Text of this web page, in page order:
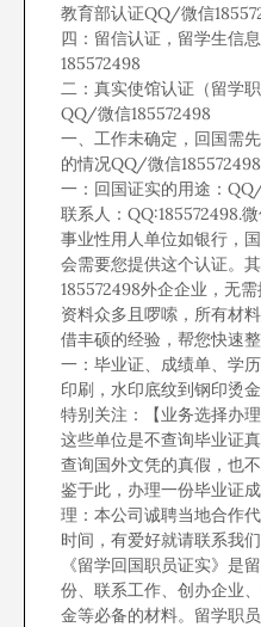
教育部认证QQ/微信
四：留信认证，留学生信
185572498
二：真实使馆认证（留学
QQ/微信185572498
一、工作未确定，回国需
的情况QQ/微信185572498
一：回国证实的用途：
联系人：QQ:185572498.
事业性用人单位如银行，
会需要您提供这个认证。
185572498外企企业，无
资料众多且啰嗦，所有材
借丰硕的经验，帮您快速
一：毕业证、成绩单、学
印刷，水印底纹到钢印烫金
特别关注：【业务选择办理
这些单位是不查询毕业证
查询国外文凭的真假，也
鉴于此，办理一份毕业证
理：本公司诚聘当地合作
时间，有爱好就请联系我们
《留学回国职员证实》是
份、联系工作、创办企业
金等必备的材料。留学职